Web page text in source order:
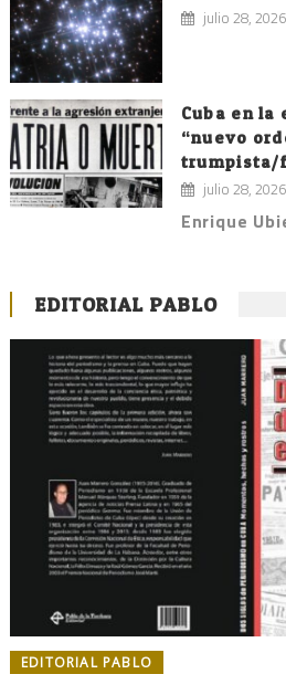
julio 28, 2026
Cuba en la
“nuevo
trumpista/
julio 28, 2026
Enrique
EDITORIAL PABLO
EDITORIAL PABLO